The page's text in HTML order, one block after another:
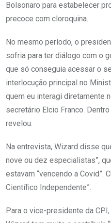
Bolsonaro para estabelecer
precoce com cloroquina.
No mesmo período, o
sofria para ter diálogo com o
que só conseguia acessar o
interlocução principal no
quem eu interagi diretamente
secretário Elcio Franco.
revelou.
Na entrevista, Wizard disse
nove ou dez especialistas”,
estavam “vencendo a Covid”.
Científico Independente”.
Para o vice-presidente da